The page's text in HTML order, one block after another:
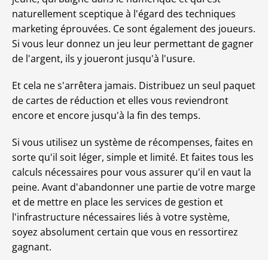
naturellement sceptique à l'égard des techniques
marketing éprouvées. Ce sont également des joueurs.
Si vous leur donnez un jeu leur permettant de gagner
de l'argent, ils y joueront jusqu'à l'usure.
Et cela ne s'arrêtera jamais. Distribuez un seul paquet
de cartes de réduction et elles vous reviendront
encore et encore jusqu'à la fin des temps.
Si vous utilisez un système de récompenses, faites en
sorte qu'il soit léger, simple et limité. Et faites tous les
calculs nécessaires pour vous assurer qu'il en vaut la
peine. Avant d'abandonner une partie de votre marge
et de mettre en place les services de gestion et
l'infrastructure nécessaires liés à votre système,
soyez absolument certain que vous en ressortirez
gagnant.